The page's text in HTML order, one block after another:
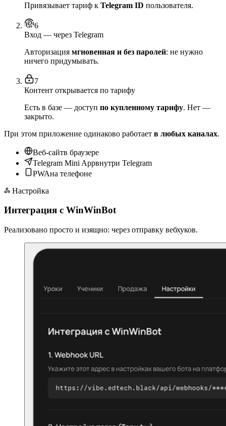
Привязывает тариф к Telegram ID пользователя.
6
Вход — через Telegram
Авторизация мгновенная и без паролей: не нужно
ничего придумывать.
7
Контент открывается по тарифу
Есть в базе — доступ по купленному тарифу. Нет —
закрыто.
При этом приложение одинаково работает в любых каналах.
Веб-сайтв браузере
Telegram Mini Appвнутри Telegram
PWAна телефоне
Настройка
Интеграция с WinWinBot
Реализовано просто и изящно: через отправку вебхуков.